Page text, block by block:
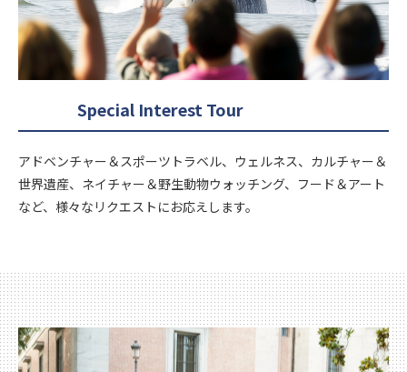
Special Interest Tour
アドベンチャー＆スポーツトラベル、ウェルネス、カルチャー＆
世界遺産、ネイチャー＆野生動物ウォッチング、フード＆アート
など、様々なリクエストにお応えします。